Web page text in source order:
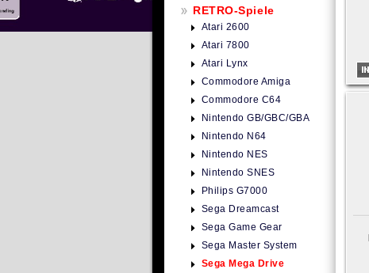
RETRO-Spiele
Atari 2600
Atari 7800
Atari Lynx
Commodore Amiga
Commodore C64
Nintendo GB/GBC/GBA
Nintendo N64
Nintendo NES
Nintendo SNES
Philips G7000
Sega Dreamcast
Sega Game Gear
Sega Master System
Sega Mega Drive